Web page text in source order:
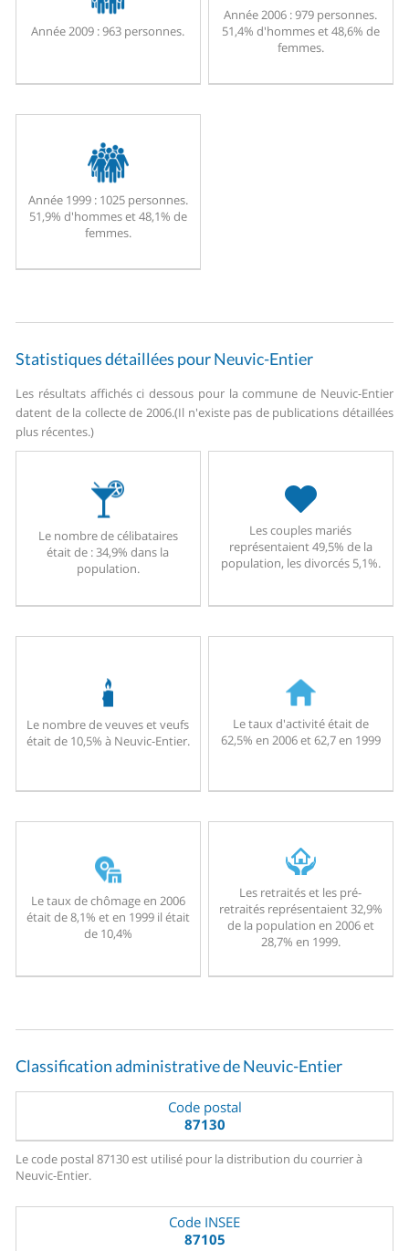
Année 2009 :963 personnes.
Année 2006 :979 personnes.
51,4% d'hommes et 48,6% de
femmes.
Année 1999 :1025 personnes.
51,9% d'hommes et 48,1% de
femmes.
Statistiques détaillées pour Neuvic-Entier
Les résultats affichés ci dessous pour la commune de Neuvic-Entier
datent de la collecte de 2006.(Il n'existe pas de publications détaillées
plus récentes.)
Le nombre de célibataires
était de : 34,9% dans la
population.
Les couples mariés
représentaient 49,5% de la
population, les divorcés 5,1%.
Le nombre de veuves et veufs
était de 10,5% à Neuvic-Entier.
Le taux d'activité était de
62,5% en 2006 et 62,7 en 1999
Le taux de chômage en 2006
était de 8,1% et en 1999 il était
de 10,4%
Les retraités et les pré-
retraités représentaient 32,9%
de la population en 2006 et
28,7% en 1999.
Classification administrative de Neuvic-Entier
Code postal
87130
Le code postal 87130 est utilisé pour la distribution du courrier à
Neuvic-Entier.
Code INSEE
87105